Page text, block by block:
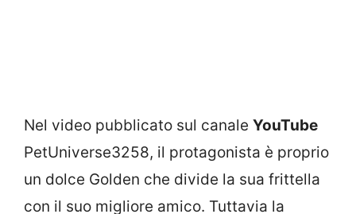
Nel video pubblicato sul canale YouTube
PetUniverse3258, il protagonista è proprio
un dolce Golden che divide la sua frittella
con il suo migliore amico. Tuttavia la